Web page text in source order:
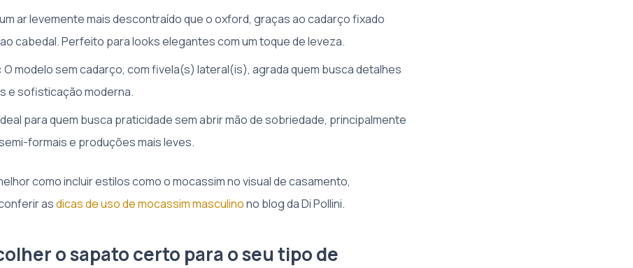
ar levemente mais descontraído que o oxford, graças ao cadarço fixado
cabedal. Perfeito para looks elegantes com um toque de leveza.
O modelo sem cadarço, com fivela(s) lateral(is), agrada quem busca detalhes
e sofisticação moderna.
para quem busca praticidade sem abrir mão de sobriedade, principalmente
formais e produções mais leves.
como incluir estilos como o mocassim no visual de casamento,
asdicas de uso de mocassim masculinono blog da Di Pollini.
o sapato certo para o seu tipo de